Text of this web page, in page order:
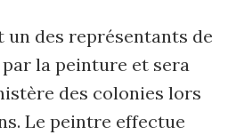
un des représentants de
la peinture et sera
des colonies lors
Le peintre effectue